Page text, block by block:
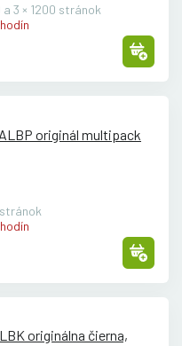
3 × 1200 stránok
originál multipack
originálna čierna,